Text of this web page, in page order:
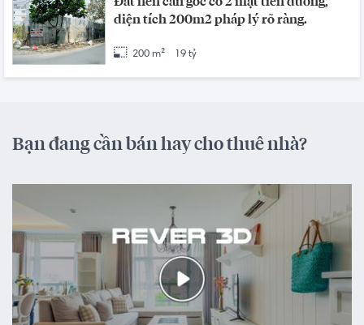
diện tích 200m2 pháp lý rõ ràng.
200 m² 19 tỷ
Bạn đang cần bán hay cho thuê nhà?